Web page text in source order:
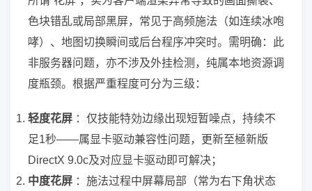
色块错乱或局部黑屏，常见于高频施法（如连续冰咆
哮）、地图切换瞬间或后台程序冲突时。需明确：此
非服务器问题，亦不涉及外挂检测，纯属本地资源调
度瓶颈。根据严重程度可分为三级：
轻度花屏 ：仅技能特効边缘出现短暂噪点，持续不
足1秒——属显卡驱动兼容性问题，更新至極新版
DirectX 9.0c及对应显卡驱动即可解决；
中度花屏 ：施法过程中屏幕局部（常为右下角状态